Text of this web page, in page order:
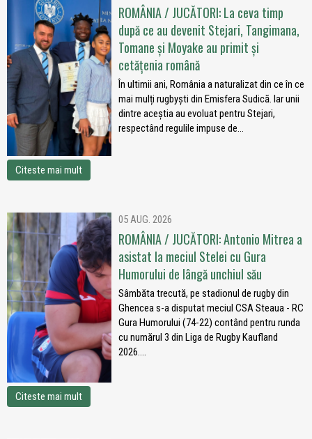
ROMÂNIA / JUCĂTORI: La ceva timp
după ce au devenit Stejari, Tangimana,
Tomane și Moyake au primit și
cetățenia română
În ultimii ani, România a naturalizat din ce în ce
mai mulți rugbyști din Emisfera Sudică. Iar unii
dintre aceștia au evoluat pentru Stejari,
respectând regulile impuse de...
Citeste mai mult
05 AUG. 2026
ROMÂNIA / JUCĂTORI: Antonio Mitrea a
asistat la meciul Stelei cu Gura
Humorului de lângă unchiul său
Sâmbăta trecută, pe stadionul de rugby din
Ghencea s-a disputat meciul CSA Steaua - RC
Gura Humorului (74-22) contând pentru runda
cu numărul 3 din Liga de Rugby Kaufland
2026....
Citeste mai mult